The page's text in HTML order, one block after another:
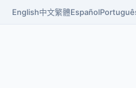
English中文繁體Español